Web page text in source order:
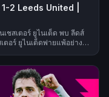
2 Leeds United |
ชสเตอร์ ยูไนเต็ด พบ ลีดส์
อร์ ยูไนเต็ดพ่ายแพ้อย่าง